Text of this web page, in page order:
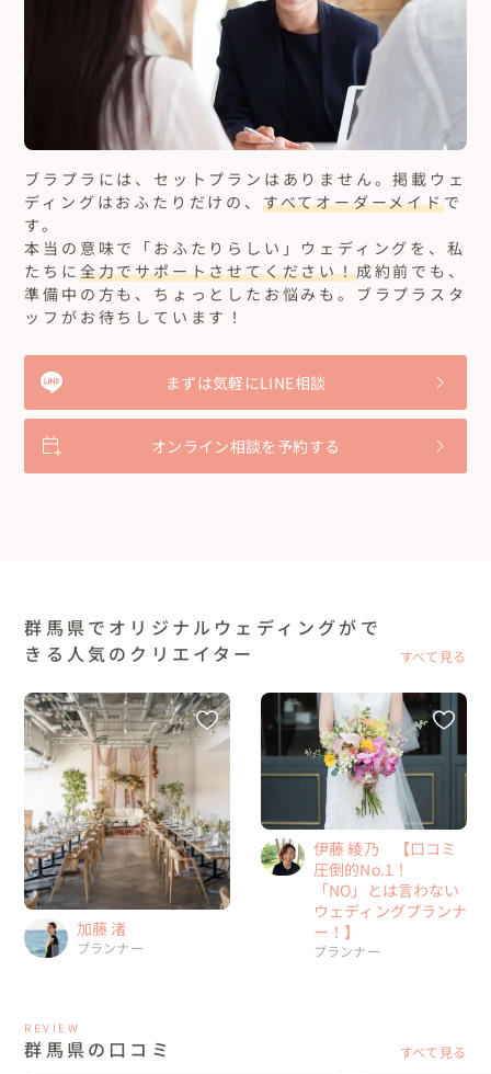
ブラプラには、セットプランはありません。掲載ウェ
ディングはおふたりだけの、 すべてオーダーメイドで
す。
本当の意味で「おふたりらしい」ウェディングを、私
たちに 全力でサポートさせてください！成約前でも、
準備中の方も、ちょっとしたお悩みも。ブラプラスタ
ッフがお待ちしています！
まずは気軽にLINE相談
オンライン相談を予約する
群馬県でオリジナルウェディングがで
きる人気のクリエイター
すべて見る
加藤 渚
プランナー
伊藤 綾乃 【口コミ
圧倒的No.1！
「NO」とは言わない
ウェディングプランナ
ー！】
プランナー
REVIEW
群馬県の口コミ すべて見る